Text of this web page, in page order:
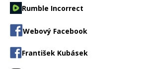
Rumble Incorrect
Webový Facebook
František Kubásek